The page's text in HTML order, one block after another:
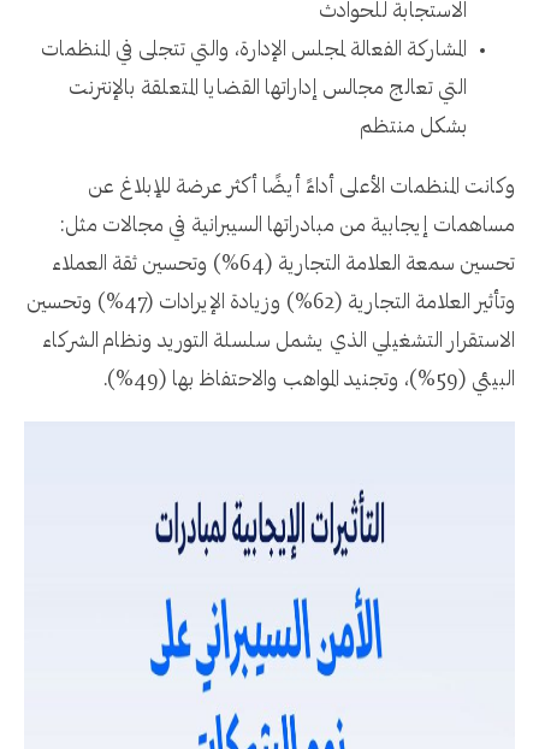
الاستجابة للحوادث
المشاركة الفعالة لمجلس الإدارة، والتي تتجلى في المنظمات
التي تعالج مجالس إداراتها القضايا المتعلقة بالإنترنت
بشكل منتظم
وكانت المنظمات الأعلى أداءً أيضًا أكثر عرضة للإبلاغ عن
مساهمات إيجابية من مبادراتها السيبرانية في مجالات مثل:
تحسين سمعة العلامة التجارية (64%) وتحسين ثقة العملاء
وتأثير العلامة التجارية (62%) وزيادة الإيرادات (47%) وتحسين
الاستقرار التشغيلي الذي يشمل سلسلة التوريد ونظام الشركاء
البيئي (59%)، وتجنيد المواهب والاحتفاظ بها (49%).